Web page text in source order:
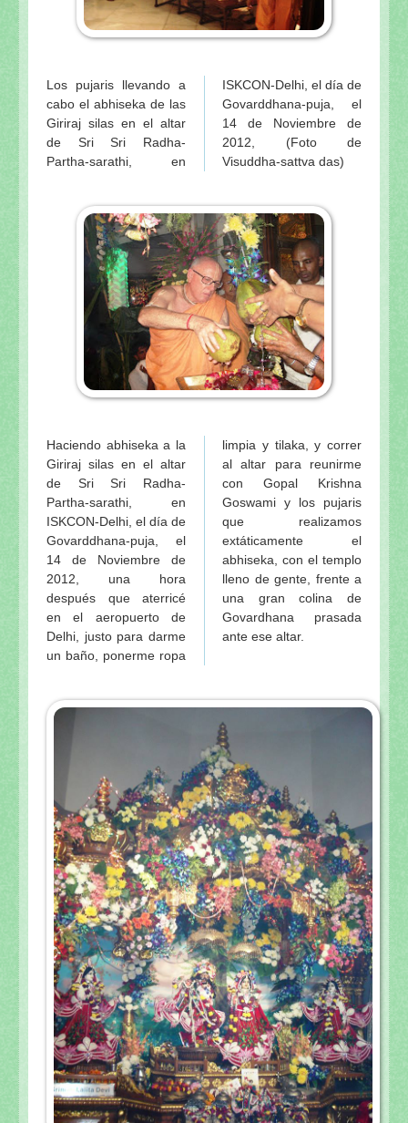
Los pujaris llevando a
cabo el abhiseka de las
Giriraj silas en el altar
de Sri Sri Radha-
Partha-sarathi, en
ISKCON-Delhi, el día de
Govarddhana-puja, el
14 de Noviembre de
2012, (Foto de
Visuddha-sattva das)
Haciendo abhiseka a la
Giriraj silas en el altar
de Sri Sri Radha-
Partha-sarathi, en
ISKCON-Delhi, el día de
Govarddhana-puja, el
14 de Noviembre de
2012, una hora
después que aterricé
en el aeropuerto de
Delhi, justo para darme
un baño, ponerme ropa
limpia y tilaka, y correr
al altar para reunirme
con Gopal Krishna
Goswami y los pujaris
que realizamos
extáticamente el
abhiseka, con el templo
lleno de gente, frente a
una gran colina de
Govardhana prasada
ante ese altar.